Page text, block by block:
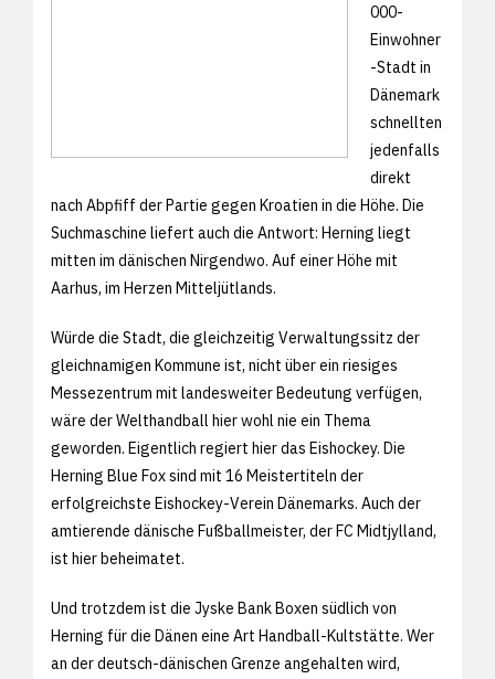
000-
Einwohner
-Stadt in
Dänemark
schnellten
jedenfalls
direkt
nach Abpfiff der Partie gegen Kroatien in die Höhe. Die
Suchmaschine liefert auch die Antwort: Herning liegt
mitten im dänischen Nirgendwo. Auf einer Höhe mit
Aarhus, im Herzen Mitteljütlands.
Würde die Stadt, die gleichzeitig Verwaltungssitz der
gleichnamigen Kommune ist, nicht über ein riesiges
Messezentrum mit landesweiter Bedeutung verfügen,
wäre der Welthandball hier wohl nie ein Thema
geworden. Eigentlich regiert hier das Eishockey. Die
Herning Blue Fox sind mit 16 Meistertiteln der
erfolgreichste Eishockey-Verein Dänemarks. Auch der
amtierende dänische Fußballmeister, der FC Midtjylland,
ist hier beheimatet.
Und trotzdem ist die Jyske Bank Boxen südlich von
Herning für die Dänen eine Art Handball-Kultstätte. Wer
an der deutsch-dänischen Grenze angehalten wird,